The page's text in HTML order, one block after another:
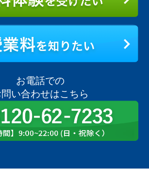
お電話での
問い合わせはこちら